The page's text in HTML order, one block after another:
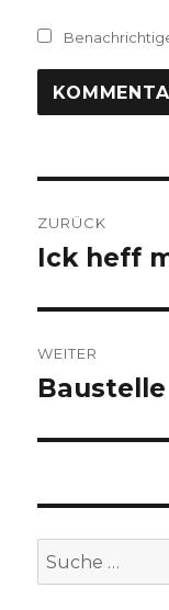
ZURÜCK
Vorheriger
Ick heff
WEITER
Nächster
Baustelle
Suche
nach: